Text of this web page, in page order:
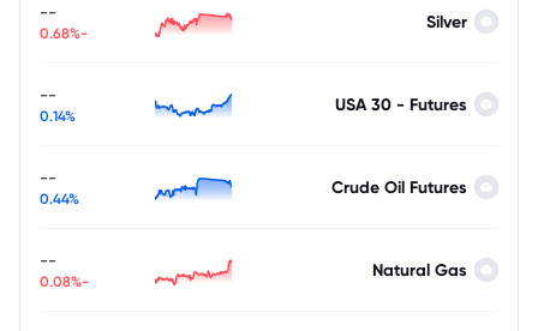
Silver
--
-0.68%
USA 30 - Futures
--
0.14%
Crude Oil Futures
--
0.44%
Natural Gas
--
-0.08%